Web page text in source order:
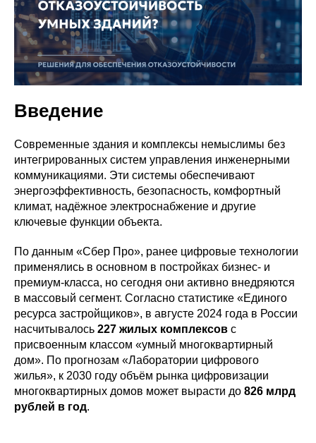
Введение
Современные здания и комплексы немыслимы без
интегрированных систем управления инженерными
коммуникациями. Эти системы обеспечивают
энергоэффективность, безопасность, комфортный
климат, надёжное электроснабжение и другие
ключевые функции объекта.
По данным «Сбер Про», ранее цифровые технологии
применялись в основном в постройках бизнес- и
премиум‑класса, но сегодня они активно внедряются
в массовый сегмент. Согласно статистике «Единого
ресурса застройщиков», в августе 2024 года в России
насчитывалось 227 жилых комплексов с
присвоенным классом «умный многоквартирный
дом». По прогнозам «Лаборатории цифрового
жилья», к 2030 году объём рынка цифровизации
многоквартирных домов может вырасти до 826 млрд
рублей в год.